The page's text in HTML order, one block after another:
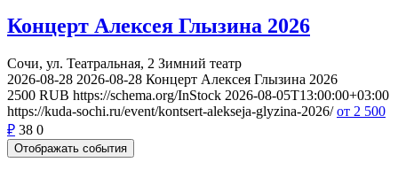
Концерт Алексея Глызина 2026
Сочи, ул. Театральная, 2 Зимний театр
2026-08-28 2026-08-28 Концерт Алексея Глызина 2026
2500 RUB https://schema.org/InStock 2026-08-05T13:00:00+03:00
https://kuda-sochi.ru/event/kontsert-alekseja-glyzina-2026/ от 2 500
₽ 38 0
Отображать события